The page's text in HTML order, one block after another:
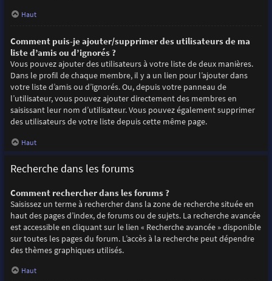
Haut
Comment puis-je ajouter/supprimer des utilisateurs de ma
liste d’amis ou d’ignorés ?
Vous pouvez ajouter des utilisateurs à votre liste de deux manières.
Dans le profil de chaque membre, il y a un lien pour l’ajouter dans
votre liste d’amis ou d’ignorés. Ou, depuis votre panneau de
l’utilisateur, vous pouvez ajouter directement des membres en
saisissant leur nom d’utilisateur. Vous pouvez également supprimer
des utilisateurs de votre liste depuis cette même page.
Haut
Recherche dans les forums
Comment rechercher dans les forums ?
Saisissez un terme à rechercher dans la zone de recherche située en
haut des pages d’index, de forums ou de sujets. La recherche avancée
est accessible en cliquant sur le lien « Recherche avancée » disponible
sur toutes les pages du forum. L’accès à la recherche peut dépendre
des thèmes graphiques utilisés.
Haut